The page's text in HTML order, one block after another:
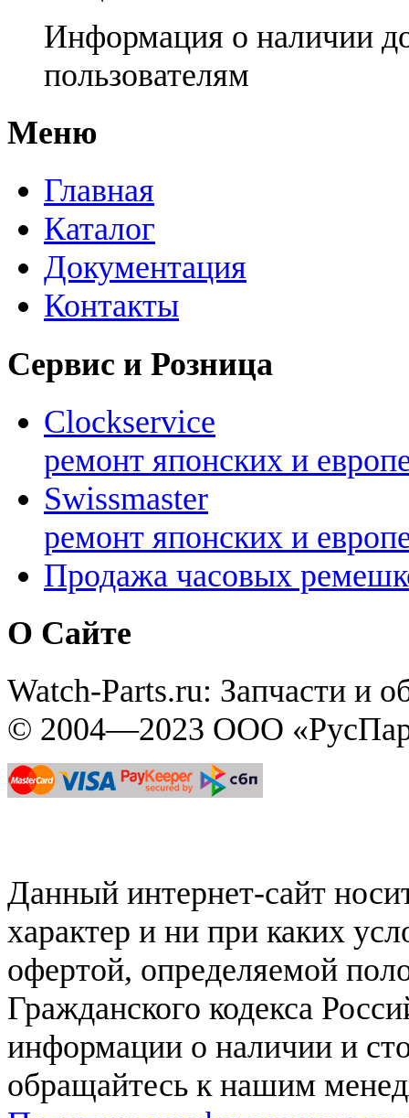
Информация о наличии
пользователям
Меню
Главная
Каталог
Документация
Контакты
Сервис и Розница
Clockservice
ремонт японских и
Swissmaster
ремонт японских и
Продажа часовых
О Сайте
Watch-Parts.ru: Запчасти и
© 2004—2023 ООО
Данный интернет-сайт
характер и ни при каких
офертой, определяемой
Гражданского кодекса
информации о наличии и
обращайтесь к нашим